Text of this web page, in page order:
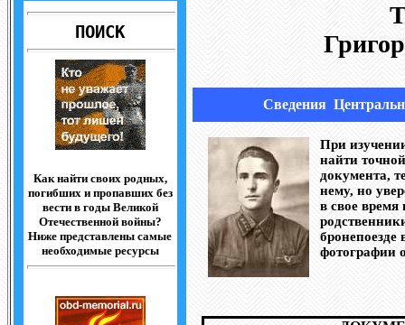
ПОИСК
Как найти своих родных,
погибших и пропавших без
вести в годы Великой
Отечественной войны?
Ниже представлены самые
необходимые ресурсы
Сведения
При
найти
документа,
нему, но
в свое
фотографии